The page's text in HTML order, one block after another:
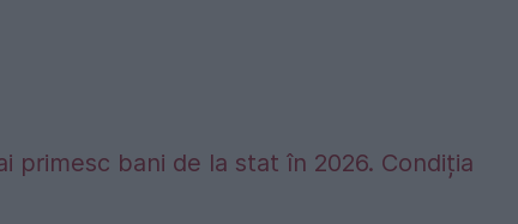
primesc bani de la stat în 2026. Condiția